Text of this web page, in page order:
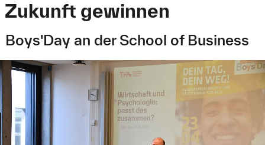
Zukunft gewinnen
Boys'Day an der School of Business